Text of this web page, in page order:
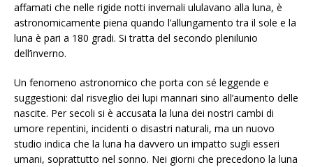
affamati che nelle rigide notti invernali ululavano alla luna, è
astronomicamente piena quando l’allungamento tra il sole e la
luna è pari a 180 gradi. Si tratta del secondo plenilunio
dell’inverno.
Un fenomeno astronomico che porta con sé leggende e
suggestioni: dal risveglio dei lupi mannari sino all’aumento delle
nascite. Per secoli si è accusata la luna dei nostri cambi di
umore repentini, incidenti o disastri naturali, ma un nuovo
studio indica che la luna ha davvero un impatto sugli esseri
umani, soprattutto nel sonno. Nei giorni che precedono la luna